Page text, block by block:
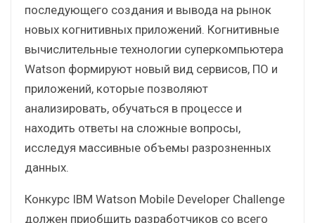
последующего создания и вывода на рынок
новых когнитивных приложений. Когнитивные
вычислительные технологии суперкомпьютера
Watson формируют новый вид сервисов, ПО и
приложений, которые позволяют
анализировать, обучаться в процессе и
находить ответы на сложные вопросы,
исследуя массивные объемы разрозненных
данных.
Конкурс IBM Watson Mobile Developer Challenge
должен приобщить разработчиков со всего